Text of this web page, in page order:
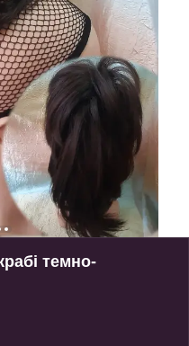
темно-